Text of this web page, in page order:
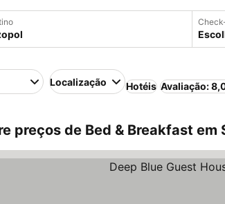
Localização Hotéis Avaliação:
preços de Bed & Breakfast em